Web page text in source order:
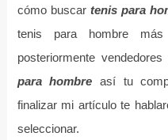
cómo buscartenis para
tenis para hombre
posteriormente
para hombreasí tu
finalizar mi artículo te
seleccionar.